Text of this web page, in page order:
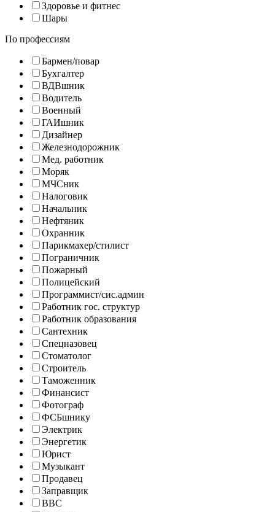
Здоровье и фитнес
Шары
По профессиям
Бармен/повар
Бухгалтер
ВДВшник
Водитель
Военный
ГАИшник
Дизайнер
Железнодорожник
Мед. работник
Моряк
МЧСник
Налоговик
Начальник
Нефтяник
Охранник
Парикмахер/стилист
Пограничник
Пожарный
Полицейский
Программист/сис.админ
Работник гос. структур
Работник образования
Сантехник
Спецназовец
Стоматолог
Строитель
Таможенник
Финансист
Фотограф
ФСБшнику
Электрик
Энергетик
Юрист
Музыкант
Продавец
Заправщик
ВВС